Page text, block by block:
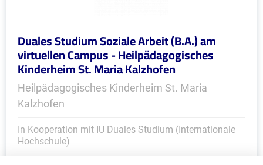
Duales Studium Soziale Arbeit (B.A.) am
virtuellen Campus - Heilpädagogisches
Kinderheim St. Maria Kalzhofen
Heilpädagogisches Kinderheim St. Maria
Kalzhofen
In Kooperation mit IU Duales Studium (Internationale
Hochschule)